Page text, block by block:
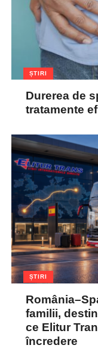
ȘTIRI
Durerea de
tratamente
ȘTIRI
familii,
ce Elitur
încredere